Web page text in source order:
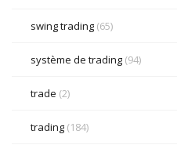
swing trading (65)
système de trading (94)
trade (2)
trading (184)